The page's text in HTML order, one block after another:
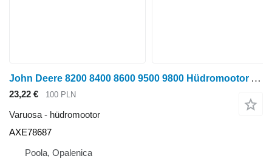
John Deere 8200 8400 8600 9500 9800 Hüdromootor AXE78687 tüübi jaoks ratastraktori John Deere 8200 ,8400, 8600, 9500, 9800
23,22 € 100 PLN
Varuosa - hüdromootor
AXE78687
Poola, Opalenica